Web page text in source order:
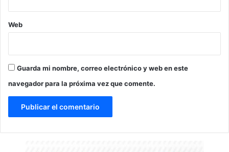
Web
Guarda mi nombre, correo electrónico y web en este
navegador para la próxima vez que comente.